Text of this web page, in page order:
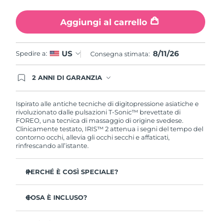
Aggiungi al carrello
Spedire a: US Consegna stimata: 8/11/26
2 ANNI DI GARANZIA
che, in caso di difetti nei primi 2 anni dalla data di
acquisto, FOREO sostituirà il tuo prodotto
gratuitamente.
Ispirato alle antiche tecniche di digitopressione asiatiche e
rivoluzionato dalle pulsazioni T-Sonic™ brevettate di
FOREO, una tecnica di massaggio di origine svedese.
Clinicamente testato, IRIS™ 2 attenua i segni del tempo del
contorno occhi, allevia gli occhi secchi e affaticati,
rinfrescando all’istante.
PERCHÉ È COSÌ SPECIALE?
ed efficace per il contorno occhi.
3,5 volte più efficace nel ridurre le borse sotto gli occhi*
COSA È INCLUSO?
Turchia
Emirati Arabi Uniti 8/11/26
Regno Unito Consegna stimata
Stati Uniti
Uzbekistan Consegna stimata8/15/26
Vietnam Consegna stimata8/16/26